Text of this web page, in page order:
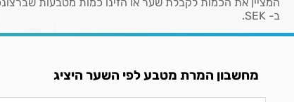
ב- SEK.
מחשבון המרת מטבע לפי השער היציג